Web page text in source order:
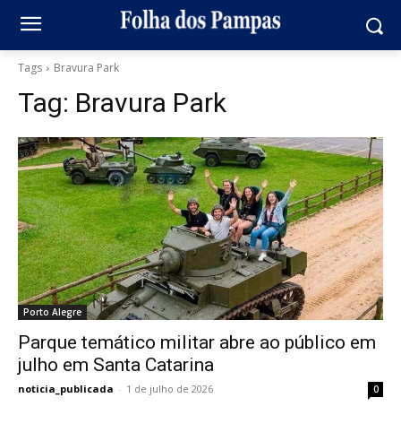
Tags Bravura Park
Tag: Bravura Park
Porto Alegre
Parque temático militar abre ao público em
julho em Santa Catarina
noticia_publicada - 1 de julho de 2026 0